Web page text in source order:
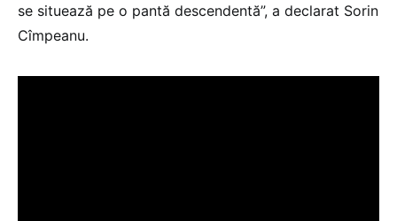
se situează pe o pantă descendentă”, a declarat Sorin
Cîmpeanu.